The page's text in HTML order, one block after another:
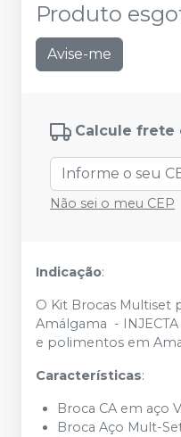
Produto
Avise-me
Calcule frete
Não sei o meu CEP
Indicação:
O Kit Brocas Multiset
Amálgama -
e polimentos em
Características:
Broca CA em aço
Broca Aço Mult-